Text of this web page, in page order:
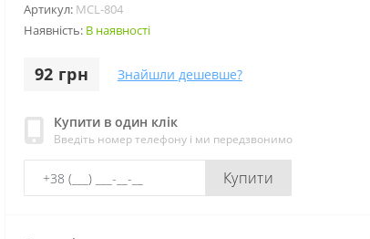
Артикул: MCL-804
Наявність: В наявності
92 грн Знайшли дешевше?
Купити в один клік
Введіть номер телефону і ми передзвонимо
Купити